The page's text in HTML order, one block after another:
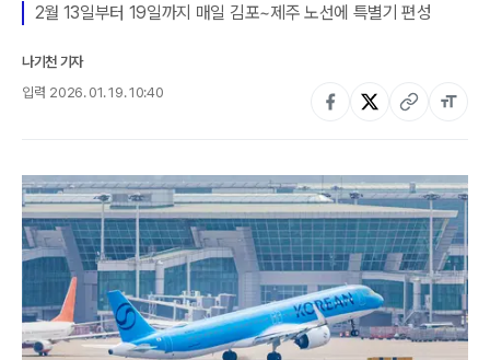
2월 13일부터 19일까지 매일 김포~제주 노선에 특별기 편성
나기천 기자
입력 2026. 01. 19. 10:40